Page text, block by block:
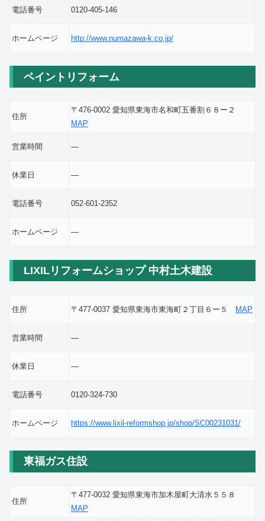
電話番号 0120-405-146
ホームページ http://www.numazawa-k.co.jp/
ペイントリフォーム
住所
〒476-0002 愛知県東海市名和町五番割６８ー２
MAP
営業時間 ―
休業日 ―
電話番号 052-601-2352
ホームページ ―
LIXILリフォームショップ 中村土木建設
住所 〒477-0037 愛知県東海市東海町２丁目６ー５ MAP
営業時間 ―
休業日 ―
電話番号 0120-324-730
ホームページ https://www.lixil-reformshop.jp/shop/SC00231031/
東福ガス住設
住所
〒477-0032 愛知県東海市加木屋町大清水５５８
MAP